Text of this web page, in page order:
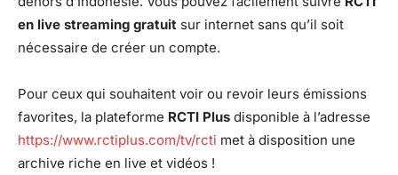
en live streaming gratuit sur internet sans qu’il soit
nécessaire de créer un compte.
Pour ceux qui souhaitent voir ou revoir leurs émissions
favorites, la plateforme RCTI Plus disponible à l’adresse
https://www.rctiplus.com/tv/rcti met à disposition une
archive riche en live et vidéos !